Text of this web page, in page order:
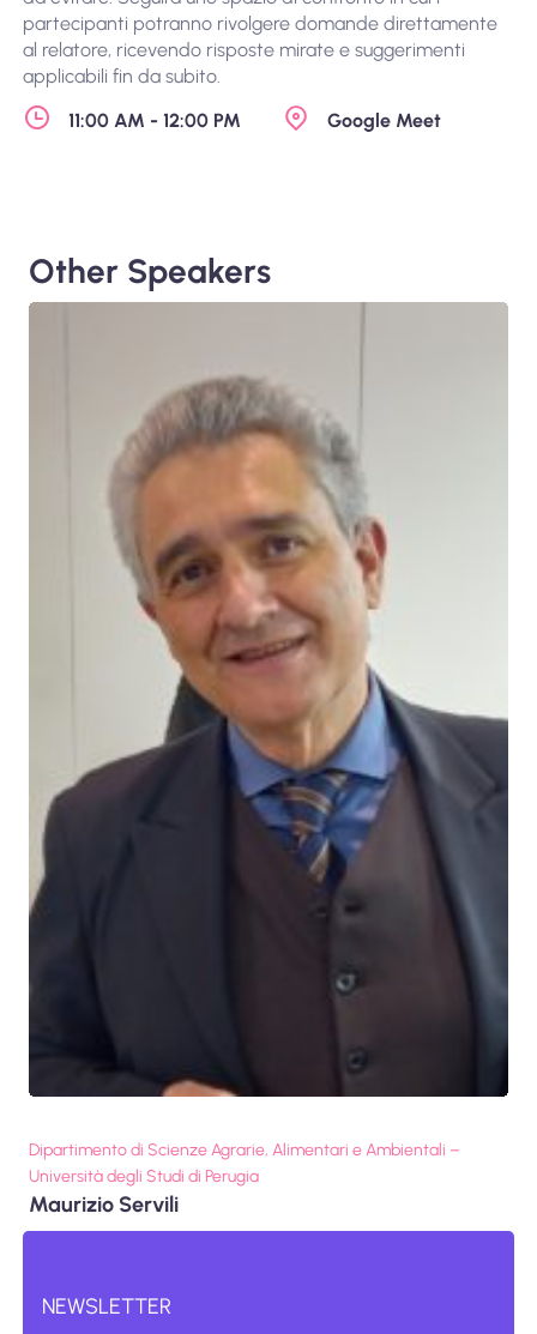
partecipanti potranno rivolgere domande direttamente
al relatore, ricevendo risposte mirate e suggerimenti
applicabili fin da subito.
11:00 AM - 12:00 PM
Google Meet
Other Speakers
Dipartimento di Scienze Agrarie, Alimentari e Ambientali –
Università degli Studi di Perugia
Maurizio Servili
NEWSLETTER